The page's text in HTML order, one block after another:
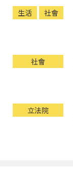
生活 社會
社會
立法院